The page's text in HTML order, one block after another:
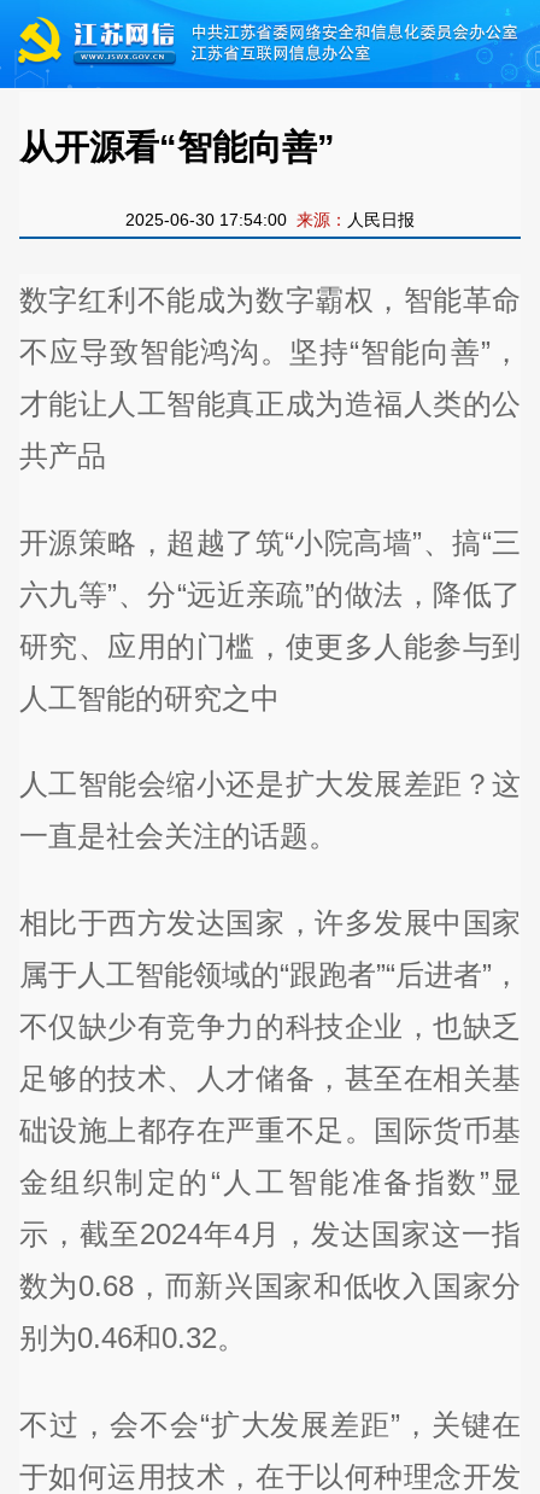
从开源看“智能向善”
2025-06-30 17:54:00 来源： 人民日报
数字红利不能成为数字霸权，智能革命
不应导致智能鸿沟。坚持“智能向善”，
才能让人工智能真正成为造福人类的公
共产品
开源策略，超越了筑“小院高墙”、搞“三
六九等”、分“远近亲疏”的做法，降低了
研究、应用的门槛，使更多人能参与到
人工智能的研究之中
人工智能会缩小还是扩大发展差距？这
一直是社会关注的话题。
相比于西方发达国家，许多发展中国家
属于人工智能领域的“跟跑者”“后进者”，
不仅缺少有竞争力的科技企业，也缺乏
足够的技术、人才储备，甚至在相关基
础设施上都存在严重不足。国际货币基
金组织制定的“人工智能准备指数”显
示，截至2024年4月，发达国家这一指
数为0.68，而新兴国家和低收入国家分
别为0.46和0.32。
不过，会不会“扩大发展差距”，关键在
于如何运用技术，在于以何种理念开发